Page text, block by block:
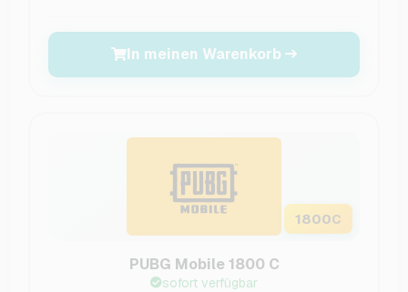
In meinen Warenkorb
1800C
PUBG Mobile 1800 C
sofort verfügbar